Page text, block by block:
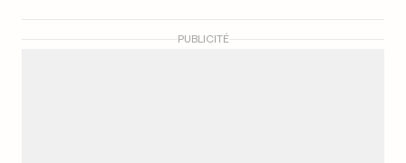
PUBLICITÉ